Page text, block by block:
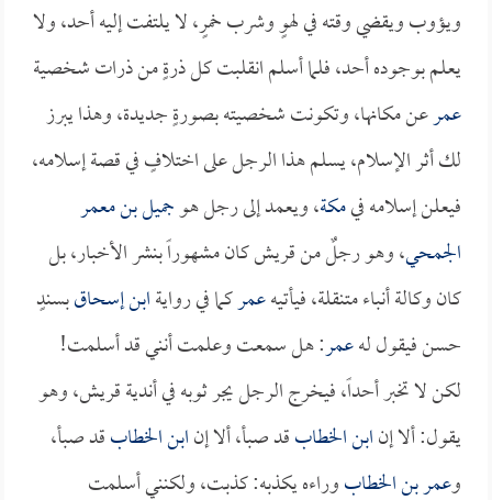
ويؤوب ويقضي وقته في لهوٍ وشرب خمرٍ، لا يلتفت إليه أحد، ولا
يعلم بوجوده أحد، فلما أسلم انقلبت كل ذرةٍ من ذرات شخصية
عمرعن مكانها، وتكونت شخصيته بصورةٍ جديدة، وهذا يبرز
لك أثر الإسلام، يسلم هذا الرجل على اختلافٍ في قصة إسلامه،
فيعلن إسلامه فيمكة، ويعمد إلى رجل هوجميل بن معمر
الجمحي، وهو رجلٌ من قريش كان مشهوراً بنشر الأخبار، بل
كان وكالة أنباء متنقلة، فيأتيهعمركما في روايةابن إسحاقبسندٍ
حسن فيقول لهعمر: هل سمعت وعلمت أنني قد أسلمت!
لكن لا تخبر أحداً، فيخرج الرجل يجر ثوبه في أندية قريش، وهو
يقول: ألا إنابن الخطابقد صبأ، ألا إنابن الخطابقد صبأ،
وعمر بن الخطابوراءه يكذبه: كذبت، ولكنني أسلمت